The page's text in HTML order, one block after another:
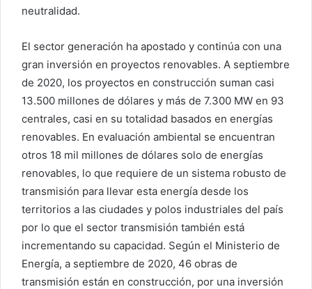
neutralidad.
El sector generación ha apostado y continúa con una
gran inversión en proyectos renovables. A septiembre
de 2020, los proyectos en construcción suman casi
13.500 millones de dólares y más de 7.300 MW en 93
centrales, casi en su totalidad basados en energías
renovables. En evaluación ambiental se encuentran
otros 18 mil millones de dólares solo de energías
renovables, lo que requiere de un sistema robusto de
transmisión para llevar esta energía desde los
territorios a las ciudades y polos industriales del país
por lo que el sector transmisión también está
incrementando su capacidad. Según el Ministerio de
Energía, a septiembre de 2020, 46 obras de
transmisión están en construcción, por una inversión